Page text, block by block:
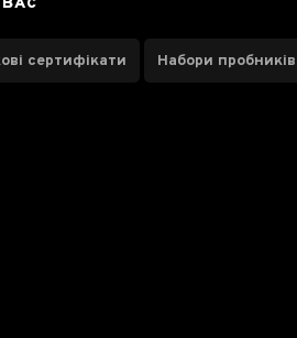
сертифікати Набори пробників